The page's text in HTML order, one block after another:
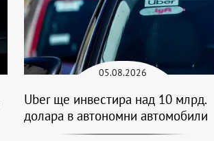
05.08.2026
Uber ще инвестира над 10 млрд.
долара в автономни автомобили